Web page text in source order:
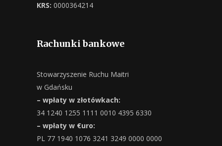
KRS: 0000364214
Rachunki bankowe
Stowarzyszenie Ruchu Maitri
w Gdańsku
– wpłaty w złotówkach:
34 1240 1255 1111 0010 4395 6330
– wpłaty w €uro:
PL 77 1940 1076 3241 3249 0000 0000